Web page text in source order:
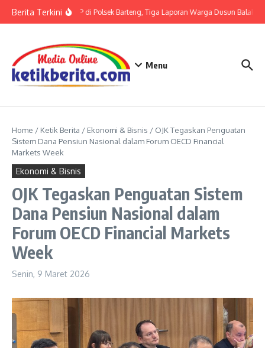
Berita TerkiniTerkait LP di Polsek Barteng, Tiga Laporan Warga Dusun Balaka
Menu
Home / Ketik Berita / Ekonomi & Bisnis / OJK Tegaskan Penguatan
Sistem Dana Pensiun Nasional dalam Forum OECD Financial
Markets Week
Ekonomi & Bisnis
OJK Tegaskan Penguatan Sistem
Dana Pensiun Nasional dalam
Forum OECD Financial Markets
Week
Senin, 9 Maret 2026